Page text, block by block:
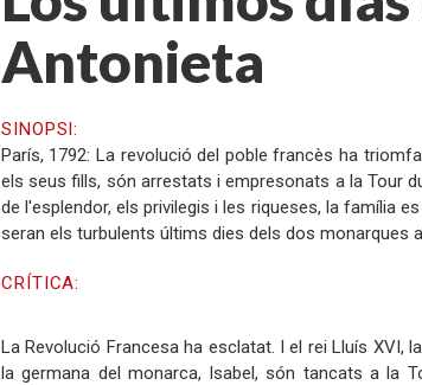
Antonieta
SINOPSI:
París, 1792: La revolució del poble francès ha
els seus fills, són arrestats i empresonats a la Tour
de l'esplendor, els privilegis i les riqueses, la família
seran els turbulents últims dies dels dos monarques
CRÍTICA:
La Revolució Francesa ha esclatat. I el rei Lluís XVI,
la germana del monarca, Isabel, són tancats a la